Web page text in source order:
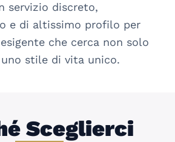
servizio discreto,
e di altissimo profilo per
che cerca non solo
uno stile di vita unico.
Sceglierci